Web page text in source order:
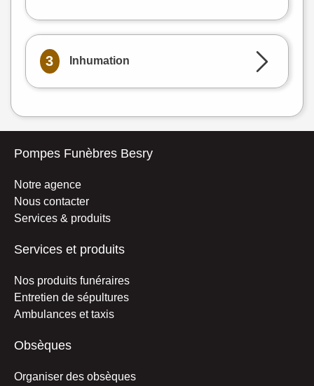
3 Inhumation
Pompes Funèbres Besry
Notre agence
Nous contacter
Services & produits
Services et produits
Nos produits funéraires
Entretien de sépultures
Ambulances et taxis
Obsèques
Organiser des obsèques